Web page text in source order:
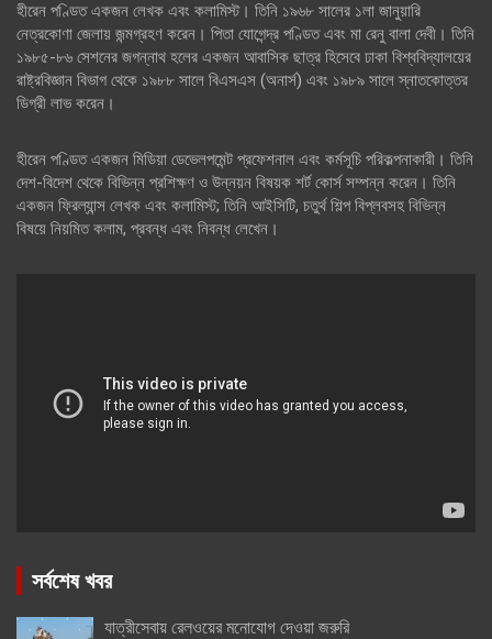
হীরেন পণ্ডিত একজন লেখক এবং কলামিস্ট। তিনি ১৯৬৮ সালের ১লা জানুয়ারি
নেত্রকোণা জেলায় জন্মগ্রহণ করেন। পিতা যোগেন্দ্র পণ্ডিত এবং মা রেনু বালা দেবী। তিনি
১৯৮৫-৮৬ সেশনের জগন্নাথ হলের একজন আবাসিক ছাত্র হিসেবে ঢাকা বিশ্ববিদ্যালয়ের
রাষ্ট্রবিজ্ঞান বিভাগ থেকে ১৯৮৮ সালে বিএসএস (অনার্স) এবং ১৯৮৯ সালে স্নাতকোত্তর
ডিগ্রী লাভ করেন।
হীরেন পণ্ডিত একজন মিডিয়া ডেভেলপমেন্ট প্রফেশনাল এবং কর্মসূচি পরিকল্পনাকারী। তিনি
দেশ-বিদেশ থেকে বিভিন্ন প্রশিক্ষণ ও উন্নয়ন বিষয়ক শর্ট কোর্স সম্পন্ন করেন। তিনি
একজন ফ্রিল্যান্স লেখক এবং কলামিস্ট; তিনি আইসিটি, চতুর্থ শিল্প বিপ্লবসহ বিভিন্ন
বিষয়ে নিয়মিত কলাম, প্রবন্ধ এবং নিবন্ধ লেখেন।
সর্বশেষ খবর
যাত্রীসেবায় রেলওয়ের মনোযোগ দেওয়া জরুরি